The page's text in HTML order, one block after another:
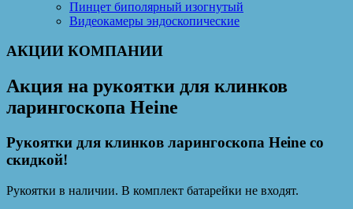
Пинцет биполярный изогнутый
Видеокамеры эндоскопические
АКЦИИ КОМПАНИИ
Акция на рукоятки для клинков
ларингоскопа Heine
Рукоятки для клинков ларингоскопа Heine со
скидкой!
Рукоятки в наличии. В комплект батарейки не входят.